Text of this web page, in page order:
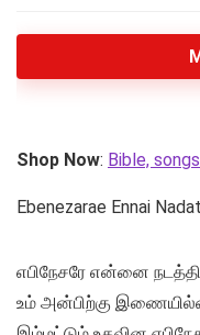
Shop Now: Bible,
Ebenezarae Ennai
எபிநேசரே என்னை
உம் அன்பிற்கு